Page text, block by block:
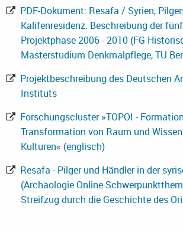
PDF-Dokument: Resafa / Syrien,
Kalifenresidenz. Beschreibung der
Projektphase 2006 - 2010 (FG
Masterstudium Denkmalpflege, TU
Projektbeschreibung des Deutschen
Instituts
Forschungscluster »TOPOI -
Transformation von Raum und
Kulturen« (englisch)
Resafa - Pilger und Händler in der
(Archäologie Online
Streifzug durch die Geschichte des